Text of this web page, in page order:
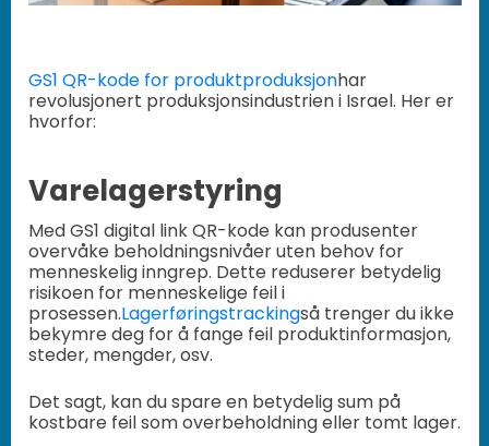
GS1 QR-kode for produktproduksjonhar
revolusjonert produksjonsindustrien i Israel. Her er
hvorfor:
Varelagerstyring
Med GS1 digital link QR-kode kan produsenter
overvåke beholdningsnivåer uten behov for
menneskelig inngrep. Dette reduserer betydelig
risikoen for menneskelige feil i
prosessen.Lagerføringstrackingså trenger du ikke
bekymre deg for å fange feil produktinformasjon,
steder, mengder, osv.
Det sagt, kan du spare en betydelig sum på
kostbare feil som overbeholdning eller tomt lager.